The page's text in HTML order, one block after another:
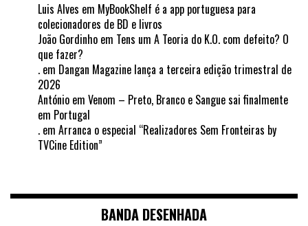
Luis Alves em MyBookShelf é a app portuguesa para
colecionadores de BD e livros
João Gordinho em Tens um A Teoria do K.O. com defeito? O
que fazer?
. em Dangan Magazine lança a terceira edição trimestral de
2026
António em Venom – Preto, Branco e Sangue sai finalmente
em Portugal
. em Arranca o especial “Realizadores Sem Fronteiras by
TVCine Edition”
BANDA DESENHADA